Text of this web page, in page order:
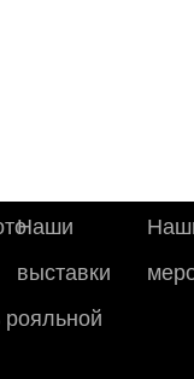
Наши
выставки